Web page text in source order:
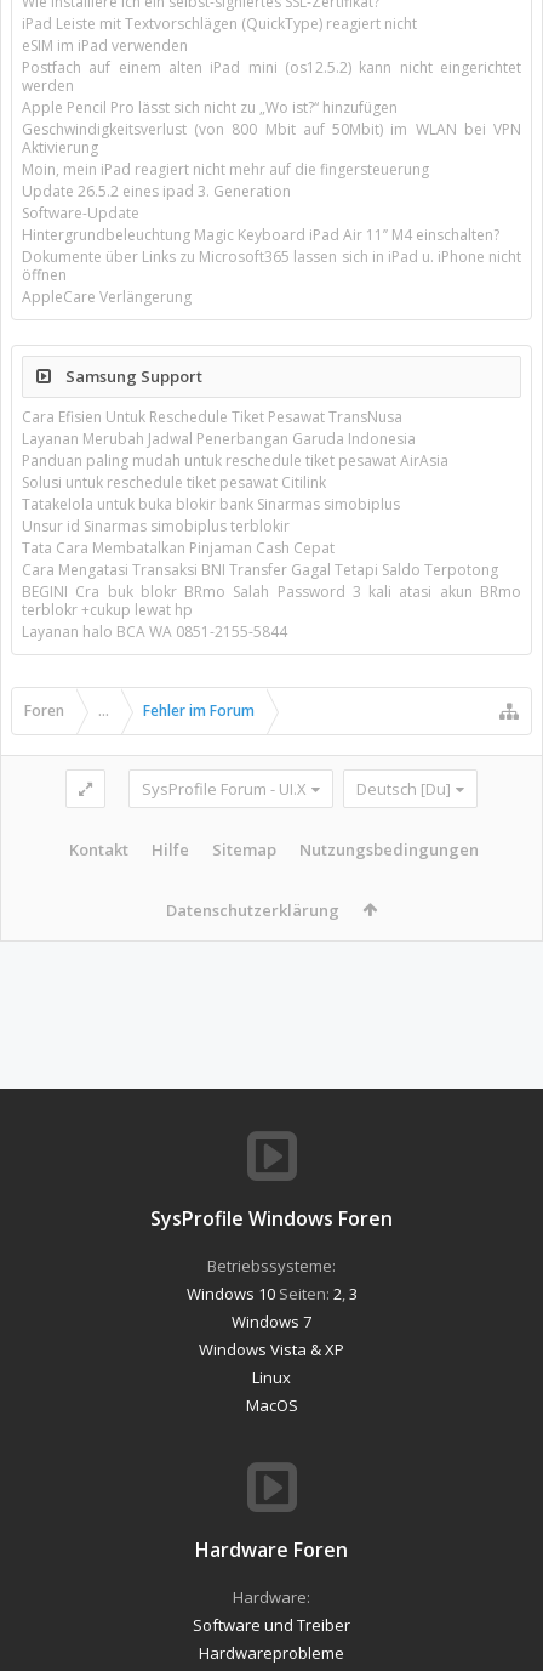
iPad Leiste mit Textvorschlägen (QuickType) reagiert nicht
eSIM im iPad verwenden
Postfach auf einem alten iPad mini (os12.5.2) kann nicht eingerichtet
werden
Apple Pencil Pro lässt sich nicht zu „Wo ist?“ hinzufügen
Geschwindigkeitsverlust (von 800 Mbit auf 50Mbit) im WLAN bei VPN
Aktivierung
Moin, mein iPad reagiert nicht mehr auf die fingersteuerung
Update 26.5.2 eines ipad 3. Generation
Software-Update
Hintergrundbeleuchtung Magic Keyboard iPad Air 11’’ M4 einschalten?
Dokumente über Links zu Microsoft365 lassen sich in iPad u. iPhone nicht
öffnen
AppleCare Verlängerung
Samsung Support
Cara Efisien Untuk Reschedule Tiket Pesawat TransNusa
Layanan Merubah Jadwal Penerbangan Garuda Indonesia
Panduan paling mudah untuk reschedule tiket pesawat AirAsia
Solusi untuk reschedule tiket pesawat Citilink
Tatakelola untuk buka blokir bank Sinarmas simobiplus
Unsur id Sinarmas simobiplus terblokir
Tata Cara Membatalkan Pinjaman Cash Cepat
Cara Mengatasi Transaksi BNI Transfer Gagal Tetapi Saldo Terpotong
BEGINI Cra buk blokr BRmo Salah Password 3 kali atasi akun BRmo
terblokr +cukup lewat hp
Layanan halo BCA WA 0851-2155-5844
Foren ... Fehler im Forum
SysProfile Forum - UI.X Deutsch [Du]
Kontakt Hilfe Sitemap Nutzungsbedingungen
Datenschutzerklärung
SysProfile Windows Foren
Betriebssysteme:
Windows 10Seiten: 2 3
Windows 7
Windows Vista & XP
Linux
MacOS
Hardware Foren
Hardware:
Software und Treiber
Hardwareprobleme